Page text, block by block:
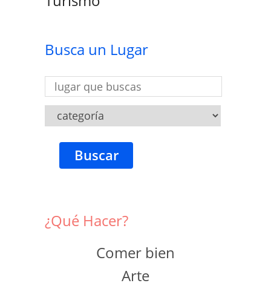
Busca un Lugar
Buscar
¿Qué Hacer?
Comer bien
Arte